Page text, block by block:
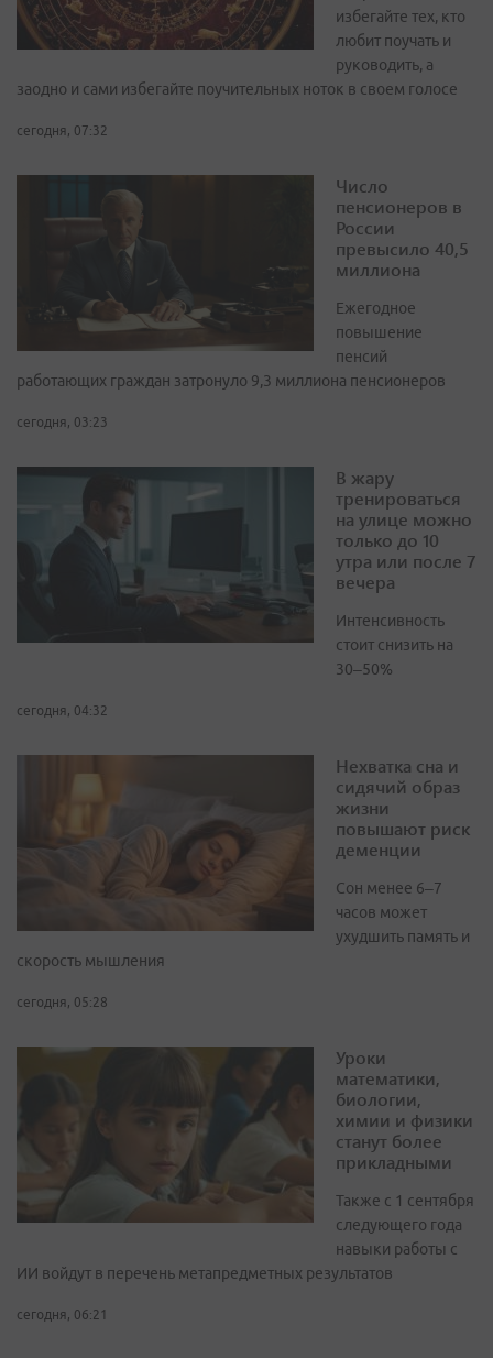
избегайте тех, кто
любит поучать и
руководить, а
заодно и сами избегайте поучительных ноток в своем голосе
сегодня, 07:32
Число
пенсионеров в
России
превысило 40,5
миллиона
Ежегодное
повышение
пенсий
работающих граждан затронуло 9,3 миллиона пенсионеров
сегодня, 03:23
В жару
тренироваться
на улице можно
только до 10
утра или после 7
вечера
Интенсивность
стоит снизить на
30–50%
сегодня, 04:32
Нехватка сна и
сидячий образ
жизни
повышают риск
деменции
Сон менее 6–7
часов может
ухудшить память и
скорость мышления
сегодня, 05:28
Уроки
математики,
биологии,
химии и физики
станут более
прикладными
Также с 1 сентября
следующего года
навыки работы с
ИИ войдут в перечень метапредметных результатов
сегодня, 06:21